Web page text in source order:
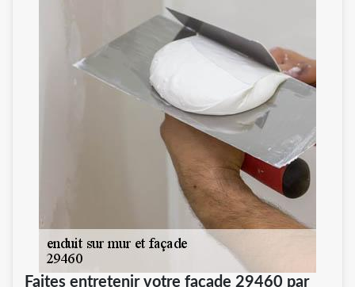
Faites entretenir votre façade 29460 par